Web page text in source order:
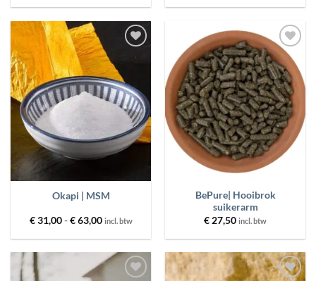
tot
Toevoegen
wenslijst
Okapi | MSM
€31,00 - €63,00Prijsklasse:
tot
incl. btw
Toevoegen
aan
wenslijst
BePure| Hooibrok
suikerarm
€ 27,50 incl. btw